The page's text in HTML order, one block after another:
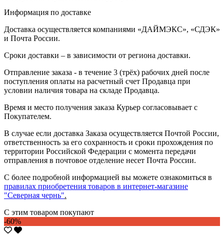
Информация по доставке
Доставка осуществляется компаниями «ДАЙМЭКС», «СДЭК»
и Почта России.
Сроки доставки – в зависимости от региона доставки.
Отправление заказа - в течение 3 (трёх) рабочих дней после
поступления оплаты на расчетный счет Продавца при
условии наличия товара на складе Продавца.
Время и место получения заказа Курьер согласовывает с
Покупателем.
В случае если доставка Заказа осуществляется Почтой России,
ответственность за его сохранность и сроки прохождения по
территории Российской Федерации с момента передачи
отправления в почтовое отделение несет Почта России.
С более подробной информацией вы можете ознакомиться в
правилах приобретения товаров в интернет-магазине
"Северная чернь".
С этим товаром покупают
-60%